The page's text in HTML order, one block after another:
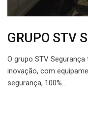
GRUPO STV
O grupo STV
inovação, com
segurança, 100%…